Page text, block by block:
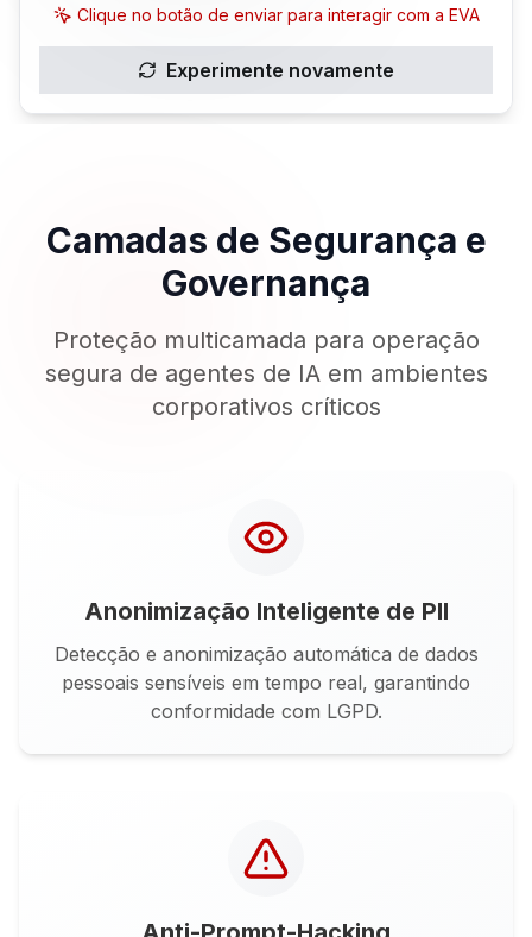
Clique no botão de enviar para interagir com a EVA
Experimente novamente
Camadas de Segurança e
Governança
Proteção multicamada para operação
segura de agentes de IA em ambientes
corporativos críticos
Anonimização Inteligente de PII
Detecção e anonimização automática de dados
pessoais sensíveis em tempo real, garantindo
conformidade com LGPD.